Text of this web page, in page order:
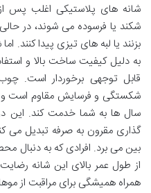
شانه های پلاستیکی اغلب پس
شکند یا فرسوده می شوند، در
به دلیل کیفیت ساخت بالا و
قابل توجهی برخوردار است. چوب
شکستگی و فرسایش مقاوم است
سال ها به شما خدمت کند. این
گذاری مقرون به صرفه تبدیل می
بین می برد. افرادی که به دنبال
از طول عمر بالای این شانه
همراه همیشگی برای مراقبت از